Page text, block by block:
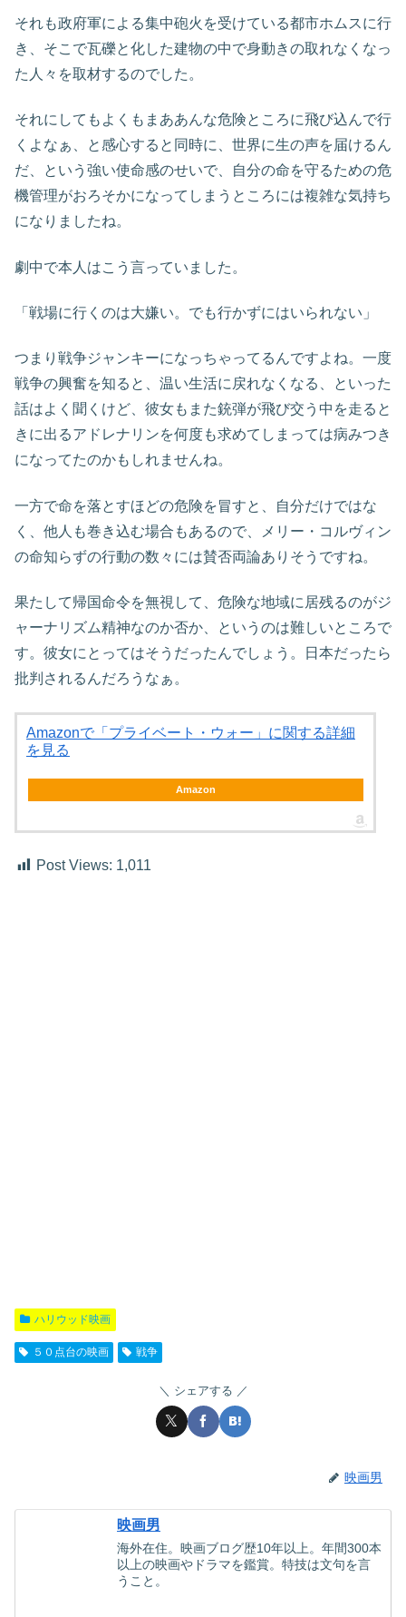
それも政府軍による集中砲火を受けている都市ホムスに行
き、そこで瓦礫と化した建物の中で身動きの取れなくなっ
た人々を取材するのでした。
それにしてもよくもまああんな危険ところに飛び込んで行
くよなぁ、と感心すると同時に、世界に生の声を届けるん
だ、という強い使命感のせいで、自分の命を守るための危
機管理がおろそかになってしまうところには複雑な気持ち
になりましたね。
劇中で本人はこう言っていました。
「戦場に行くのは大嫌い。でも行かずにはいられない」
つまり戦争ジャンキーになっちゃってるんですよね。一度
戦争の興奮を知ると、温い生活に戻れなくなる、といった
話はよく聞くけど、彼女もまた銃弾が飛び交う中を走ると
きに出るアドレナリンを何度も求めてしまっては病みつき
になってたのかもしれませんね。
一方で命を落とすほどの危険を冒すと、自分だけではな
く、他人も巻き込む場合もあるので、メリー・コルヴィン
の命知らずの行動の数々には賛否両論ありそうですね。
果たして帰国命令を無視して、危険な地域に居残るのがジ
ャーナリズム精神なのか否か、というのは難しいところで
す。彼女にとってはそうだったんでしょう。日本だったら
批判されるんだろうなぁ。
Amazonで「プライベート・ウォー」に関する詳細
を見る
Amazon
Post Views: 1,011
ハリウッド映画
５０点台の映画 戦争
シェアする
映画男
映画男
海外在住。映画ブログ歴10年以上。年間300本
以上の映画やドラマを鑑賞。特技は文句を言
うこと。